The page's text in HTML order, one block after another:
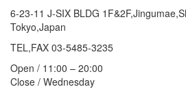
6-23-11 J-SIX BLDG
Tokyo,Japan
TEL,FAX 03-5485-3235
Open / 11:00 – 20:00
Close / Wednesday